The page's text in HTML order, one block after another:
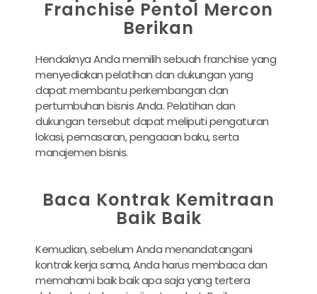
Franchise Pentol Mercon
Berikan
Hendaknya Anda memilih sebuah franchise yang
menyediakan pelatihan dan dukungan yang
dapat membantu perkembangan dan
pertumbuhan bisnis Anda. Pelatihan dan
dukungan tersebut dapat meliputi pengaturan
lokasi, pemasaran, pengaaan baku, serta
manajemen bisnis.
Baca Kontrak Kemitraan
Baik Baik
Kemudian, sebelum Anda menandatangani
kontrak kerja sama, Anda harus membaca dan
memahami baik baik apa saja yang tertera